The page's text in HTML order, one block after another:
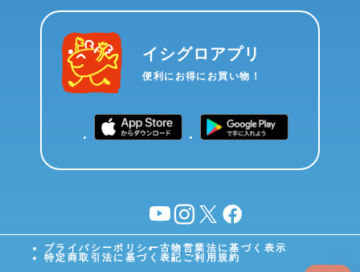
イシグロアプリ
便利にお得にお買い物！
YouTubeinstagram
X facebook
プライバシーポリシー古物営業法に基づく表示
特定商取引法に基づく表記 ご利用規約